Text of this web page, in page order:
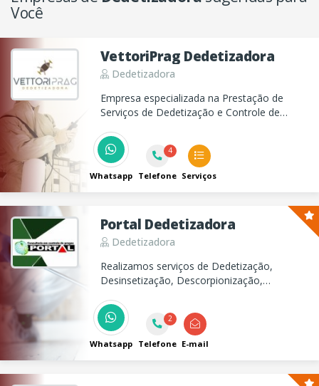
Você
VettoriPrag Dedetizadora
Dedetizadora
Empresa especializada na Prestação de
Serviços de Dedetização e Controle de
Whatsapp
4
Telefone Serviços
Portal Dedetizadora
Dedetizadora
Realizamos serviços de Dedetização,
Desinsetização, Descorpionização,
caixa d'água e reservatórios de água
potável, controle de aves e morcegos.
Whatsapp
2
Telefone E-mail